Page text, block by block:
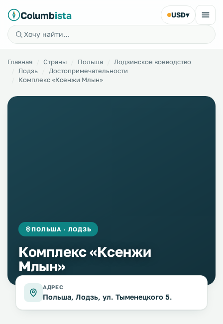
Columbista USD▾
Главная Страны Польша
Лодзинское воеводство
Лодзь
Достопримечательности
Комплекс «Ксенжи Млын»
ПОЛЬША · ЛОДЗЬ
Комплекс «Ксенжи
Млын»
АДРЕС
Польша, Лодзь, ул. Тыменецкого 5.